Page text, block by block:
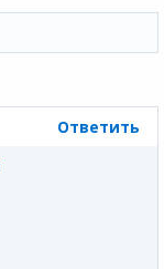
Ответить